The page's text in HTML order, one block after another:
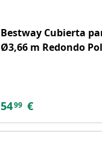
Bestway Cubierta
Ø3,66 m Redondo
5499 €